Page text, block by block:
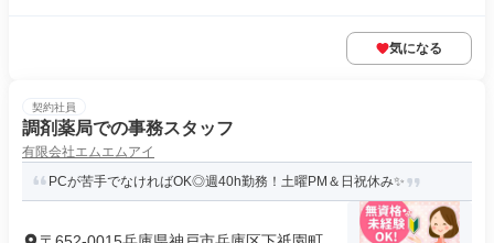
気になる
契約社員
調剤薬局での事務スタッフ
有限会社エムエムアイ
PCが苦手でなければOK◎週40h勤務！土曜PM＆日祝休み✨